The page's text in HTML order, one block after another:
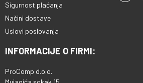
Sigurnost plaćanja
Načini dostave
Uslovi poslovanja
INFORMACIJE O FIRMI:
ProComp d.o.o.